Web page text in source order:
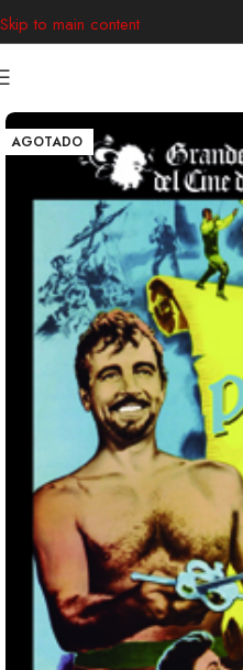
Skip to main content
AGOTADO